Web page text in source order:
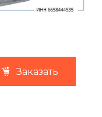
Заказать